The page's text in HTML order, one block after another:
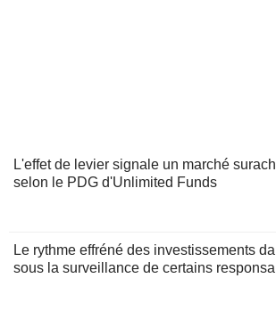
L'effet de levier signale un marché
selon le PDG d'Unlimited Funds
Le rythme effréné des investissements
sous la surveillance de certains